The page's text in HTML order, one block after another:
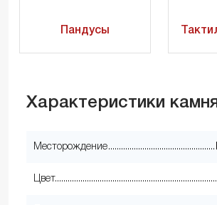
Пандусы
Характеристики
Месторождение
Цвет